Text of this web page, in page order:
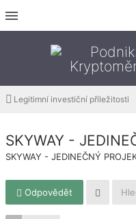
Legitimní investiční příležitosti
SKYWAY -
SKYWAY - JEDINEČNÝ
Odpovědět